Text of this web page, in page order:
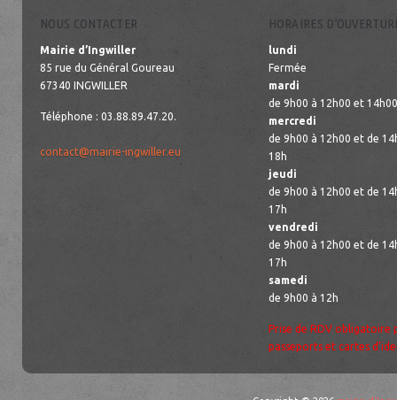
NOUS CONTACTER
Mairie d’Ingwiller
85 rue du Général Goureau
67340 INGWILLER
Téléphone : 03.88.89.47.20.
contact@mairie-ingwiller.eu
HORAIRES
lundi
Fermée
mardi
de 9h00 à 12h00 et
mercredi
de 9h00 à 12h00 et de
18h
jeudi
de 9h00 à 12h00 et de
17h
vendredi
de 9h00 à 12h00 et de
17h
samedi
de 9h00 à 12h
Prise de RDV obligatoire
passeports et cartes